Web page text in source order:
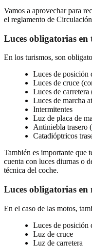
Vamos a aprovechar para
el reglamento de
Luces obligatorias en
En los turismos, son
Luces de posición
Luces de cruce
Luces de carretera
Luces de marcha
Intermitentes
Luz de placa de
Antiniebla trasero
Catadióptricos
También es importante que
cuenta con luces diurnas o
técnica del coche.
Luces obligatorias en
En el caso de las motos,
Luces de posición
Luz de cruce
Luz de carretera